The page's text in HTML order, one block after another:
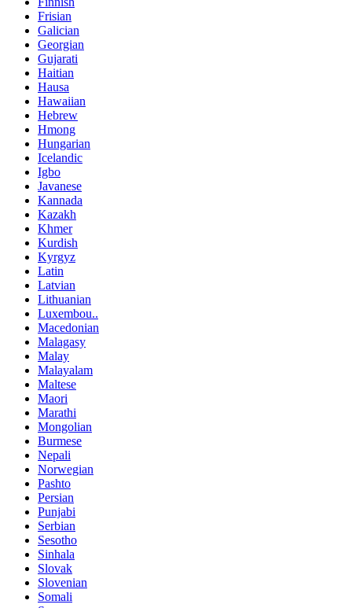
Frisian
Galician
Georgian
Gujarati
Haitian
Hausa
Hawaiian
Hebrew
Hmong
Hungarian
Icelandic
Igbo
Javanese
Kannada
Kazakh
Khmer
Kurdish
Kyrgyz
Latin
Latvian
Lithuanian
Luxembou..
Macedonian
Malagasy
Malay
Malayalam
Maltese
Maori
Marathi
Mongolian
Burmese
Nepali
Norwegian
Pashto
Persian
Punjabi
Serbian
Sesotho
Sinhala
Slovak
Slovenian
Somali